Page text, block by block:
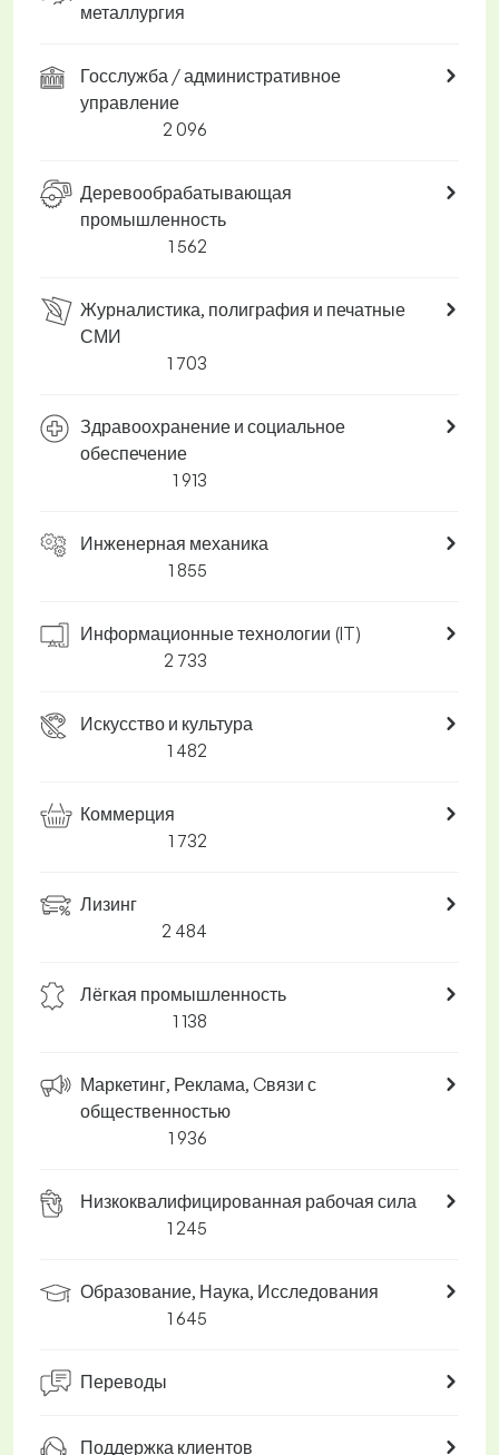
металлургия
Госслужба / административное
управление
2 096
Деревообрабатывающая
промышленность
1 562
Журналистика, полиграфия и печатные
СМИ
1 703
Здравоохранение и социальное
обеспечение
1 913
Инженерная механика
1 855
Информационные технологии (IT)
2 733
Искусство и культура
1 482
Коммерция
1 732
Лизинг
2 484
Лёгкая промышленность
1 138
Маркетинг, Реклама, Cвязи с
общественностью
1 936
Низкоквалифицированная рабочая сила
1 245
Образование, Наука, Исследования
1 645
Переводы
Поддержка клиентов